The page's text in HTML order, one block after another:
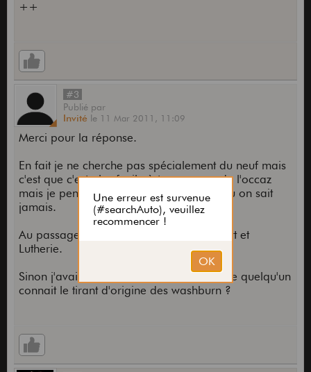
++
#3
Publié par
Invité le 11 Mar 2011, 11:09
Merci pour la réponse.
En fait je ne cherche pas spécialement du neuf mais
c'est que c'est plus facile à trouver que de l'occaz
mais je pense que je vais chercher un peu on sait
jamais.
Au passage merci pour le conseil pour Art et
Lutherie.
Sinon j'avais une autre question est-ce que quelqu'un
connait le tirant d'origine des washburn ?